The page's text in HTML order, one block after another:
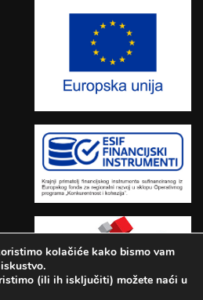
kolačiće kako bismo vam
(ili ih isključiti) možete naći u